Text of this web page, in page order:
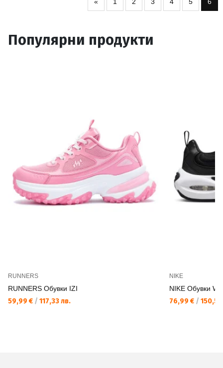
« 1 2 3 4 5 6
Популярни продукти
RUNNERS
RUNNERS Обувки IZI
59,99 € / 117,33 лв.
NIKE
NIKE Обувки W
76,99 € /